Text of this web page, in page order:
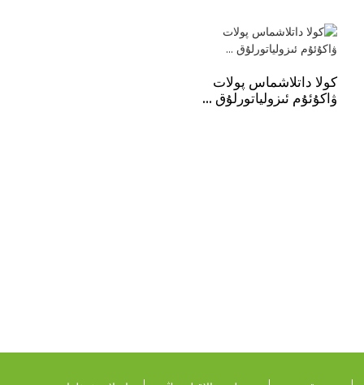
كولا داتلاشماس پولات
ۋاكۇئۇم ئىزولياتورلۇق ...